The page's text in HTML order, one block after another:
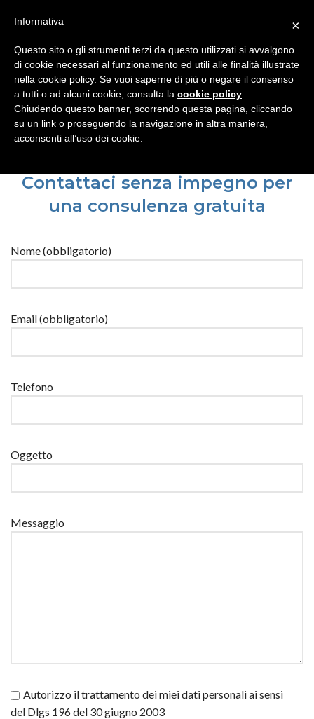
MENU
Contatti
Contattaci senza impegno per
una consulenza gratuita
Nome (obbligatorio)
Email (obbligatorio)
Telefono
Oggetto
Messaggio
Autorizzo il trattamento dei miei dati personali ai sensi
del Dlgs 196 del 30 giugno 2003
×
Informativa
Questo sito o gli strumenti terzi da questo utilizzati si avvalgono
di cookie necessari al funzionamento ed utili alle finalità illustrate
nella cookie policy. Se vuoi saperne di più o negare il consenso
a tutti o ad alcuni cookie, consulta la cookie policy
Chiudendo questo banner, scorrendo questa pagina, cliccando
su un link o proseguendo la navigazione in altra maniera,
acconsenti all’uso dei cookie.